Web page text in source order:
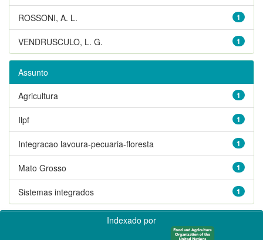
1
ROSSONI, A. L.
1
VENDRUSCULO, L. G.
Assunto
1
Agricultura
1
Ilpf
1
Integracao lavoura-pecuaria-floresta
1
Mato Grosso
1
Sistemas integrados
Indexado por